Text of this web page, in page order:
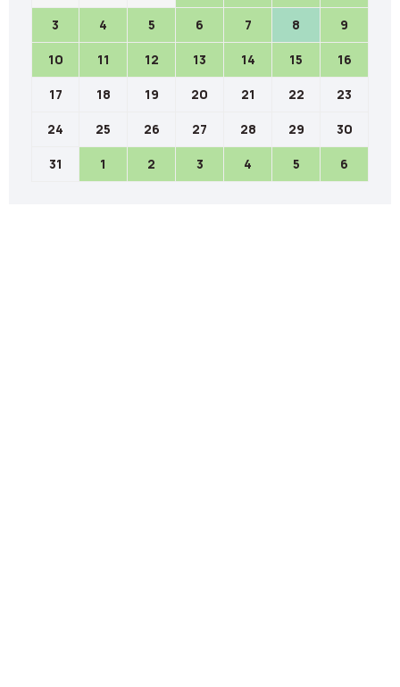
3 4 5 6 7 8 9
10 11 12 13 14 15 16
17 18 19 20 21 22 23
24 25 26 27 28 29 30
31 1 2 3 4 5 6